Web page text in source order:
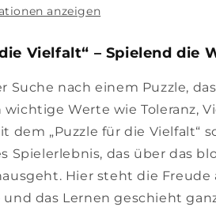
anzeigen
Vielfalt“ – Spielend die
Suche nach einem Puzzle,
wichtige Werte wie Toleranz,
dem „Puzzle für die Vielfalt“
Spielerlebnis, das über das
Hier steht die
das Lernen geschieht